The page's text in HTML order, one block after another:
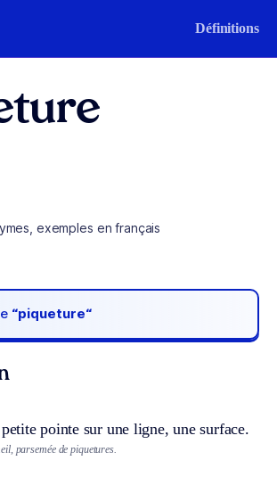
Définitions
exemples en français
“piqueture“
pointe sur une ligne, une surface.
parsemée de piquetures.